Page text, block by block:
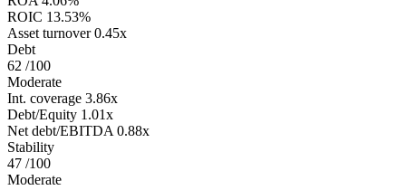
ROIC 13.53%
Asset turnover 0.45x
Debt
62 /100
Moderate
Int. coverage 3.86x
Debt/Equity 1.01x
Net debt/EBITDA 0.88x
Stability
47 /100
Moderate